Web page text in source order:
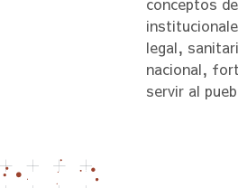
legal,
nacional,
servir al